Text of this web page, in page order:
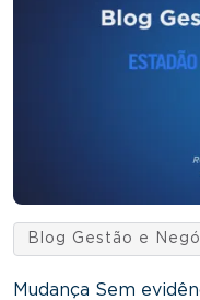
Blog Gestão e
Mudança Sem